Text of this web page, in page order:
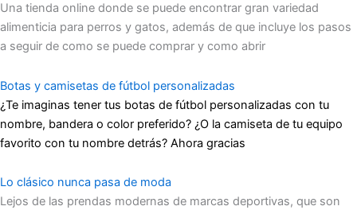
Una tienda online donde se puede encontrar gran variedad
alimenticia para perros y gatos, además de que incluye los pasos
a seguir de como se puede comprar y como abrir
Botas y camisetas de fútbol personalizadas
¿Te imaginas tener tus botas de fútbol personalizadas con tu
nombre, bandera o color preferido? ¿O la camiseta de tu equipo
favorito con tu nombre detrás? Ahora gracias
Lo clásico nunca pasa de moda
Lejos de las prendas modernas de marcas deportivas, que son